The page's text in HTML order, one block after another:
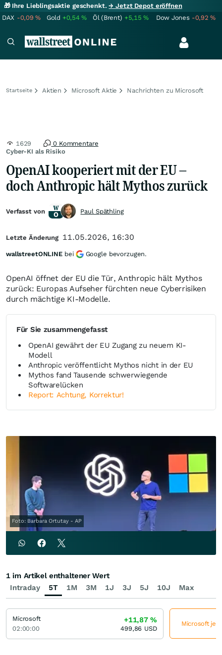
🎁 Ihre Lieblingsaktie geschenkt.→ Jetzt Depot eröffnen
DAX -0,09% Gold +0,54% Öl (Brent) +5,15% Dow Jones -0,92%
Startseite Aktien Microsoft Aktie Nachrichten zu Microsoft
Cyber-KI als Risiko
1629 0 Kommentare
OpenAI kooperiert mit der EU –
doch Anthropic hält Mythos zurück
OpenAI öffnet der EU die Tür, Anthropic hält Mythos
zurück: Europas Aufseher fürchten neue Cyberrisiken
durch mächtige KI-Modelle.
Für Sie zusammengefasst
OpenAI gewährt der EU Zugang zu neuem KI-
Modell
Anthropic veröffentlicht Mythos nicht in der EU
Mythos fand Tausende schwerwiegende
Softwarelücken
Report: Achtung, Korrektur!
Foto: Barbara Ortutay - AP
Verfasst von Paul Späthling
Letzte Änderung 11.05.2026, 16:30
wallstreetONLINE bei Google bevorzugen.
Intraday 5T 1M 3M 1J 3J 5J 10J Max
1 im Artikel enthaltener Wert
Microsoft
02:00:00
+11,87%
499,86 USD
Microsoft